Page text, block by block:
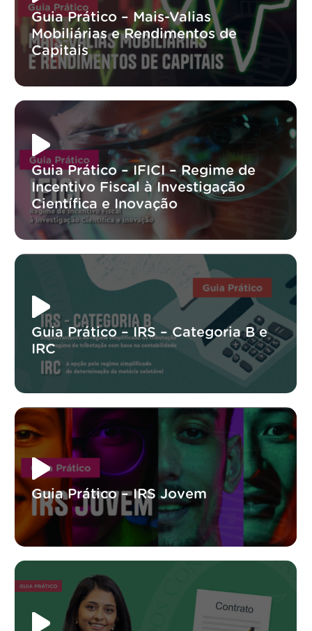
Guia Prático – Mais-Valias
Mobiliárias e Rendimentos de
Capitais
Guia Prático – IFICI – Regime de
Incentivo Fiscal à Investigação
Científica e Inovação
Guia Prático – IRS – Categoria B e
IRC
Guia Prático – IRS Jovem